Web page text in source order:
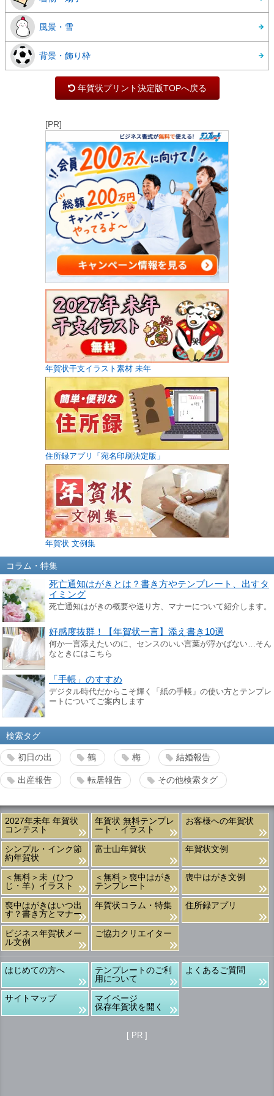
風景・雪
背景・飾り枠
年賀状プリント決定版TOPへ戻る
[PR]
年賀状干支イラスト素材 未年
住所録アプリ「宛名印刷決定版」
年賀状 文例集
コラム・特集
死亡通知はがきとは？書き方やテンプレート、出すタ
イミング
死亡通知はがきの概要や送り方、マナーについて紹介します。
好感度抜群！【年賀状一言】添え書き10選
何か一言添えたいのに、センスのいい言葉が浮かばない…そん
なときにはこちら
「手帳」のすすめ
デジタル時代だからこそ輝く「紙の手帳」の使い方とテンプレ
ートについてご案内します
検索タグ
初日の出 鶴 梅 結婚報告
出産報告 転居報告 その他検索タグ
2027年未年 年賀状
コンテスト
年賀状 無料テンプレ
ート・イラスト
お客様への年賀状
シンプル・インク節
約年賀状
富士山年賀状 年賀状文例
＜無料＞未（ひつ
じ・羊）イラスト
＜無料＞喪中はがき
テンプレート
喪中はがき文例
喪中はがきはいつ出
す？書き方とマナー
年賀状コラム・特集 住所録アプリ
ビジネス年賀状メー
ル文例
ご協力クリエイター
はじめての方へ
テンプレートのご利
用について
よくあるご質問
サイトマップ
マイページ
保存年賀状を開く
[ PR ]